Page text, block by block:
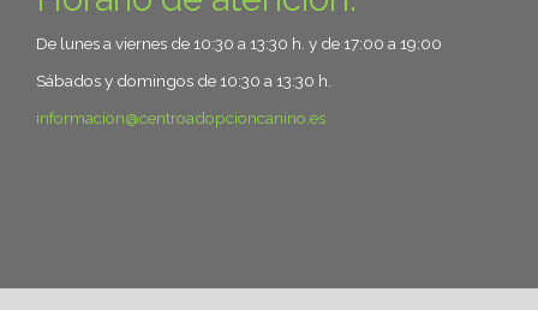
De lunes a viernes de 10:30 a 13:30 h. y de 17:00 a 19:00
Sábados y domingos de 10:30 a 13:30 h.
informacion
centroadopcioncanino.es